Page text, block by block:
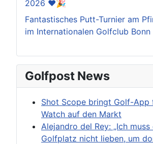
2026 ❤️🎉
Fantastisches Putt-Turnier am
im Internationalen Golfclub Bonn
Golfpost News
Shot Scope bringt Golf-App
Watch auf den Markt
Alejandro del Rey: „Ich muss
Golfplatz nicht lieben, um